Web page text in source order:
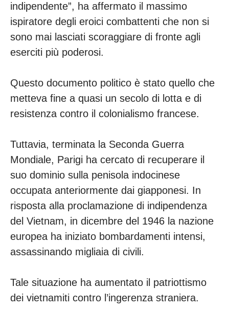
indipendente”, ha affermato il massimo
ispiratore degli eroici combattenti che non si
sono mai lasciati scoraggiare di fronte agli
eserciti più poderosi.
Questo documento politico è stato quello che
metteva fine a quasi un secolo di lotta e di
resistenza contro il colonialismo francese.
Tuttavia, terminata la Seconda Guerra
Mondiale, Parigi ha cercato di recuperare il
suo dominio sulla penisola indocinese
occupata anteriormente dai giapponesi. In
risposta alla proclamazione di indipendenza
del Vietnam, in dicembre del 1946 la nazione
europea ha iniziato bombardamenti intensi,
assassinando migliaia di civili.
Tale situazione ha aumentato il patriottismo
dei vietnamiti contro l’ingerenza straniera.